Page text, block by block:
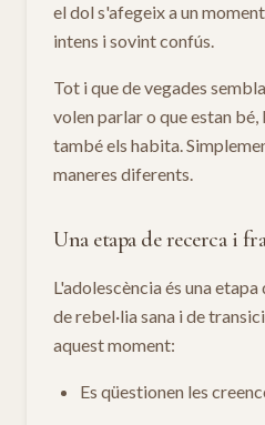
el dol s'afegeix a un
intens i sovint confús.
Tot i que de vegades
volen parlar o que estan
també els habita.
maneres diferents.
Una etapa de recerca i
L'adolescència és una
de rebel·lia sana i de
aquest moment:
Es qüestionen les